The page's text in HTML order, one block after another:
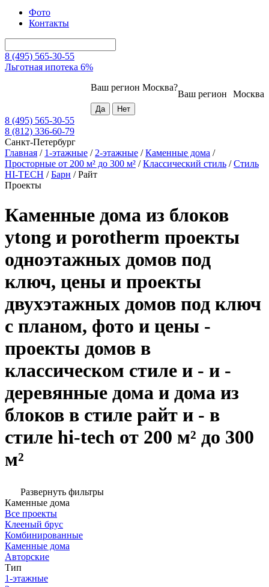
Фото
Контакты
8 (495) 565-30-55
Льготная ипотека 6%
Москва
Ваш регион
Ваш регион Москва?
8 (495) 565-30-55
8 (812) 336-60-79
Санкт-Петербург
Главная / 1-этажные / 2-этажные /Каменные дома /
Просторные от 200 м² до 300 м² /Классический стиль /Стиль
HI-TECH /Барн /Райт
Проекты
Каменные дома из блоков
ytong и porotherm проекты
одноэтажных домов под
ключ, цены и проекты
двухэтажных домов под ключ
с планом, фото и цены -
проекты домов в
классическом стиле и - и -
деревянные дома и дома из
блоков в стиле райт и - в
стиле hi-tech от 200 м² до 300
м²
Развернуть фильтры
Каменные дома
Все проекты
Клееный брус
Комбинированные
Каменные дома
Авторские
Тип
1-этажные